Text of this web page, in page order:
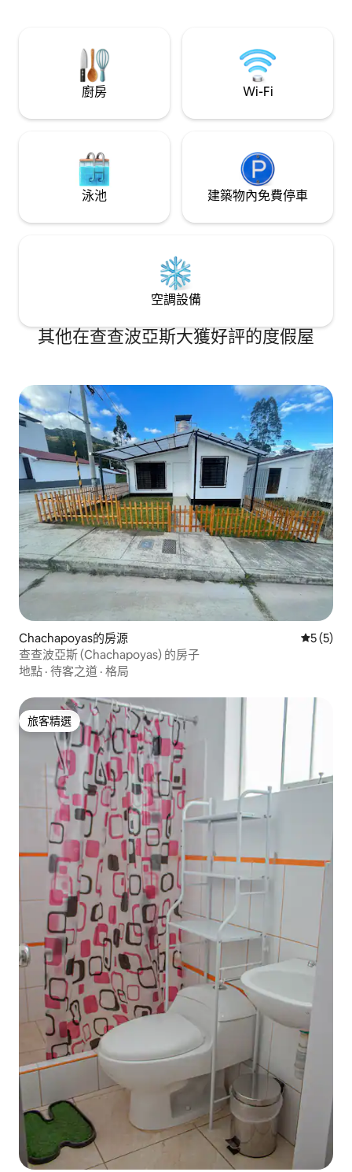
mantener tu rutina en el mini gimnasio.
Un lugar ideal para descansar, meditar,
trabajar o simplemente disfrutar con
tranquilidad.
(Lamud)（基奧克
caves)）。🌿✨
廚房 Wi-Fi
泳池 建築物內免費停車
空調設備
其他在查查波亞斯大獲好評的度假屋
Chachapoyas的房源 從 5 則評
5 (5)
查查波亞斯 (Chachapoyas) 的房子
地點 · 待客之道 · 格局
旅客精選
旅客精選